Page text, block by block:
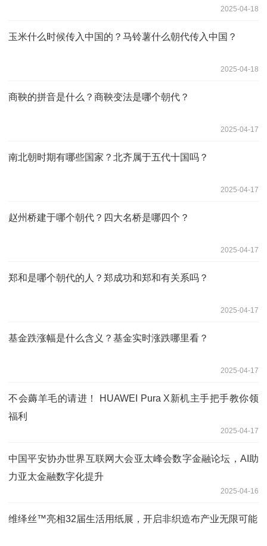
2025-04-18
玉米什么时候传入中国的？马铃薯什么朝代传入中国？
2025-04-18
商鞅的拼音是什么？商鞅变法是哪个朝代？
2025-04-17
南北朝时期有哪些国家？北齐属于五代十国吗？
2025-04-17
赵州桥建于哪个朝代？四大名桥是哪四个？
2025-04-17
郑和是哪个朝代的人？郑成功和郑和有关系吗？
2025-04-17
基金跌涨幅是什么含义？基金实时涨跌哪里看？
2025-04-17
不会薅羊毛的请进！ HUAWEI Pura X新机主手把手教你领
福利
2025-04-17
中国平安协办世界互联网大会亚太峰会数字金融论坛，AI助
力亚太金融数字化提升
2025-04-16
维绎丝™亮相32届生活用纸展，开启非织造布产业无限可能